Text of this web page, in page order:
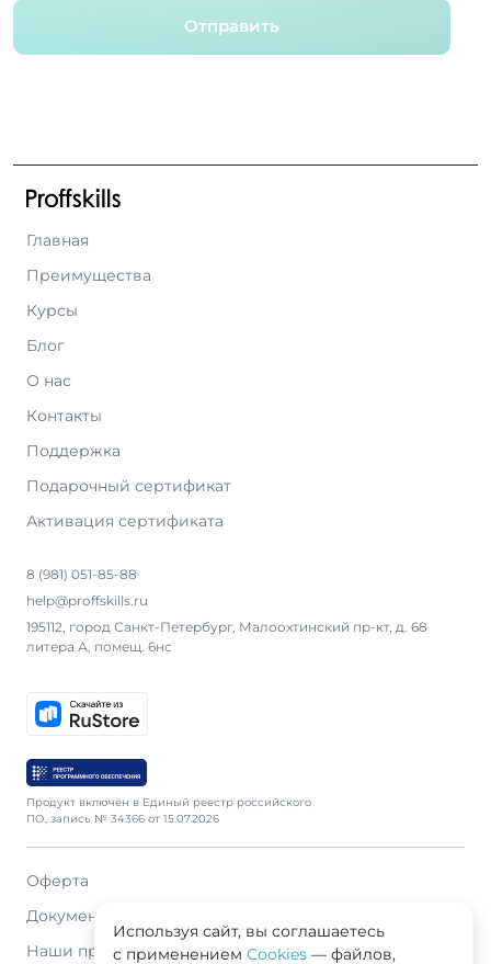
Отправить
Главная
Преимущества
Курсы
Блог
О нас
Контакты
Поддержка
Подарочный сертификат
Активация сертификата
8 (981) 051-85-88
help@proffskills.ru
195112, город Санкт-Петербург, Малоохтинский пр-кт, д. 68
литера А, помещ. 6нс
Продукт включён в Единый реестр российского
ПО, запись № 34366 от 15.07.2026
Оферта
Документация
Наши продавцы
Используя сайт, вы соглашаетесь
с применением Cookies — файлов,